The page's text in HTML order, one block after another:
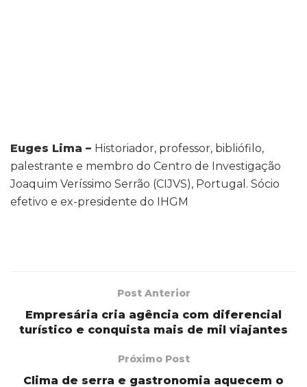
Euges Lima – Historiador, professor, bibliófilo,
palestrante e membro do Centro de Investigação
Joaquim Veríssimo Serrão (CIJVS), Portugal. Sócio
efetivo e ex-presidente do IHGM
Post Anterior
Empresária cria agência com diferencial
turístico e conquista mais de mil viajantes
Próximo Post
Clima de serra e gastronomia aquecem o